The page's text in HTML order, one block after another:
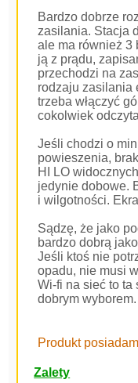
Bardzo dobrze
zasilania. Stacja
ale ma również 3
ją z prądu,
przechodzi na
rodzaju zasilania
trzeba włączyć
cokolwiek
Jeśli chodzi o
powieszenia,
HI LO
jedynie dobowe.
i wilgotności.
Sądzę, że jako
bardzo dobrą
Jeśli ktoś nie
opadu, nie musi
Wi-fi na sieć to ta
dobrym wyborem.
Produkt
Zalety